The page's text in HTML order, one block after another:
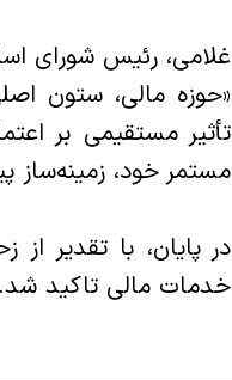
غلامی، رئیس شورای
«حوزه مالی، ستون
تأثیر مستقیمی بر
مستمر خود، زمینه‌ساز
در پایان، با تقدیر
خدمات مالی تاکید شد.